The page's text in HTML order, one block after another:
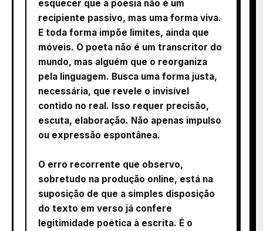
esquecer que a poesia não é um
recipiente passivo, mas uma forma viva.
E toda forma impõe limites, ainda que
móveis. O poeta não é um transcritor do
mundo, mas alguém que o reorganiza
pela linguagem. Busca uma forma justa,
necessária, que revele o invisível
contido no real. Isso requer precisão,
escuta, elaboração. Não apenas impulso
ou expressão espontânea.
O erro recorrente que observo,
sobretudo na produção online, está na
suposição de que a simples disposição
do texto em verso já confere
legitimidade poética à escrita. É o